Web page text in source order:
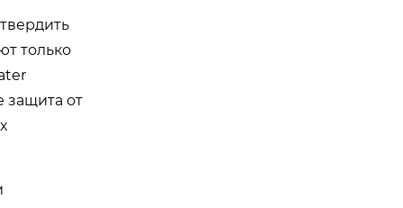
только
защита от